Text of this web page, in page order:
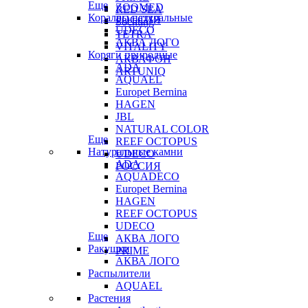
RED SEA
Sochting
TETRA
VITALITY
АКВАФОН
ARTUNIQ
ZOOMED
РОССИЯ
Еще
Кораллы натуральные
UDECO
АКВА ЛОГО
Коряги природные
ADA
AQUAEL
Europet Bernina
HAGEN
JBL
NATURAL COLOR
REEF OCTOPUS
UDECO
РОССИЯ
Еще
Натуральные камни
ADA
AQUADECO
Europet Bernina
HAGEN
REEF OCTOPUS
UDECO
АКВА ЛОГО
PRIME
Еще
Ракушки
АКВА ЛОГО
Распылители
AQUAEL
Растения